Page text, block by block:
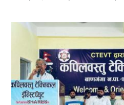
0
SHARES